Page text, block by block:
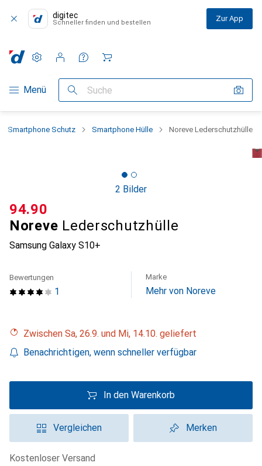
digitec
Schneller finden und bestellen Zur App
Navigation nach Kategorien
Menü Suche
Einstellungen
Kundenkonto
Vergleichslisten
Merklisten
Warenkorb
Smartphone Schutz Smartphone Hülle Noreve Lederschutzhülle
2 Bilder
Noreve Lederschutzhülle
Samsung Galaxy S10+
CHF
94.90
1
Bewertungen Marke
Mehr von Noreve
Zwischen Sa, 26.9. und Mi, 14.10. geliefert
Benachrichtigen, wenn schneller verfügbar
In den Warenkorb
Vergleichen Merken
kostenloser Versand